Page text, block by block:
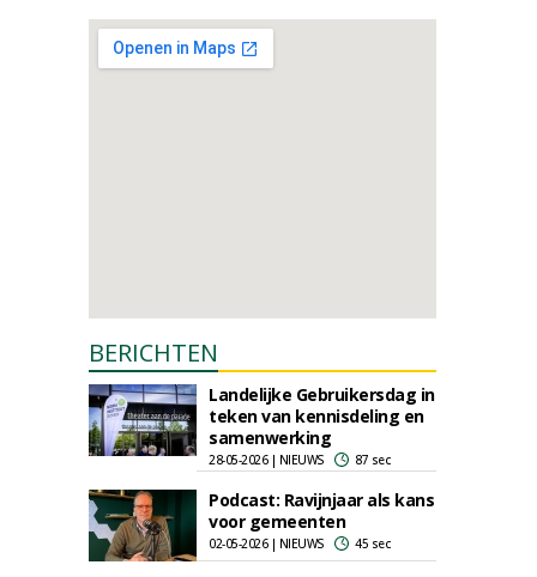
BERICHTEN
Landelijke Gebruikersdag in
teken van kennisdeling en
samenwerking
28-05-2026 | NIEUWS 87 sec
Podcast: Ravijnjaar als kans
voor gemeenten
02-05-2026 | NIEUWS 45 sec